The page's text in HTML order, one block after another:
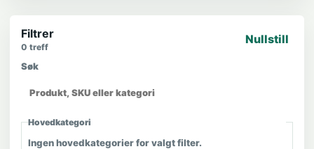
Filtrer
0 treff
Nullstill
Søk
Hovedkategori
Ingen hovedkategorier for valgt filter.